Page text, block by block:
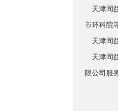
天津同
市环科院
天津同
天津同
限公司服